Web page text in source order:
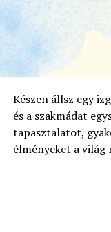
Készen állsz egy
és a szakmádat
tapasztalatot,
élményeket a